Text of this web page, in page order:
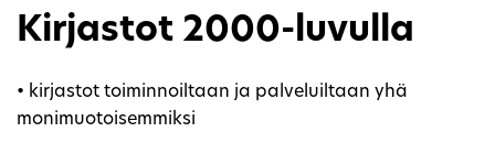
Kirjastot 2000-luvulla
• kirjastot toiminnoiltaan ja palveluiltaan yhä
monimuotoisemmiksi